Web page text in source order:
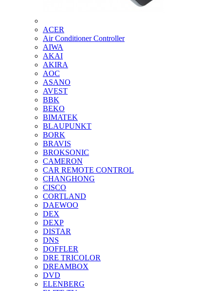
ACER
Air Conditioner Controller
AIWA
AKAI
AKIRA
AOC
ASANO
AVEST
BBK
BEKO
BIMATEK
BLAUPUNKT
BORK
BRAVIS
BROKSONIC
CAMERON
CAR REMOTE CONTROL
CHANGHONG
CISCO
CORTLAND
DAEWOO
DEX
DEXP
DISTAR
DNS
DOFFLER
DRE TRICOLOR
DREAMBOX
DVD
ELENBERG